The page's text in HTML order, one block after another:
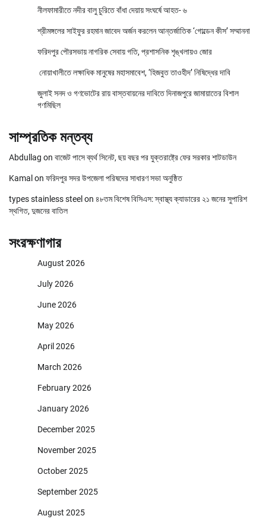
নীলফামারীতে নদীর বালু চুরিতে বাঁধা দেয়ায় সংঘর্ষে আহত- ৬
শ্রীমঙ্গলের সাইফুর রহমান জাবেদ অর্জন করলেন আন্তর্জাতিক ‘গোল্ডেন কীস’ সম্মাননা
ফরিদপুর পৌরসভায় নাগরিক সেবায় গতি, প্রশাসনিক শৃঙ্খলায়ও জোর
নোয়াখালীতে লক্ষাধিক মানুষের মহাসমাবেশ, ‘হিজবুত তাওহীদ’ নিষিদ্ধের দাবি
জুলাই সনদ ও গণভোটের রায় বাস্তবায়নের দাবিতে দিনাজপুরে জামায়াতের বিশাল
গণমিছিল
সাম্প্রতিক মন্তব্য
Abdullag on বাজেট পাসে ব্যর্থ সিনেট, ছয় বছর পর যুক্তরাষ্ট্রে ফের সরকার শাটডাউন
Kamal on ফরিদপুর সদর উপজেলা পরিষদের সাধারণ সভা অনুষ্ঠিত
types stainless steel on ৪৮তম বিশেষ বিসিএস: স্বাস্থ্য ক্যাডারের ২১ জনের সুপারিশ
স্থগিত, দুজনের বাতিল
সংরক্ষণাগার
August 2026
July 2026
June 2026
May 2026
April 2026
March 2026
February 2026
January 2026
December 2025
November 2025
October 2025
September 2025
August 2025